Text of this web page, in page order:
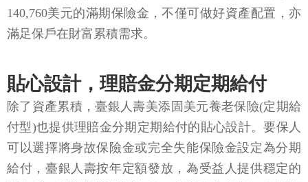
140,760美元的滿期保險金，不僅可做好資產配置，亦
滿足保戶在財富累積需求。
貼心設計，理賠金分期定期給付
除了資產累積，臺銀人壽美添固美元養老保險(定期給
付型)也提供理賠金分期定期給付的貼心設計。要保人
可以選擇將身故保險金或完全失能保險金設定為分期
給付，臺銀人壽按年定額發放，為受益人提供穩定的